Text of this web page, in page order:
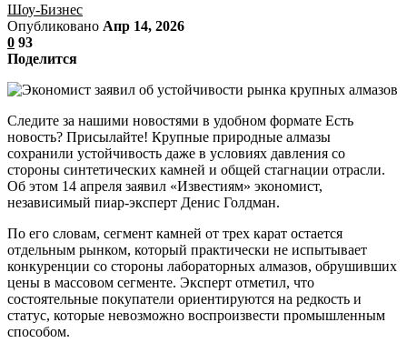
Шоу-Бизнес
Опубликовано Апр 14, 2026
0 93
Поделится
Следите за нашими новостями в удобном формате Есть
новость? Присылайте! Крупные природные алмазы
сохранили устойчивость даже в условиях давления со
стороны синтетических камней и общей стагнации отрасли.
Об этом 14 апреля заявил «Известиям» экономист,
независимый пиар-эксперт Денис Голдман.
По его словам, сегмент камней от трех карат остается
отдельным рынком, который практически не испытывает
конкуренции со стороны лабораторных алмазов, обрушивших
цены в массовом сегменте. Эксперт отметил, что
состоятельные покупатели ориентируются на редкость и
статус, которые невозможно воспроизвести промышленным
способом.